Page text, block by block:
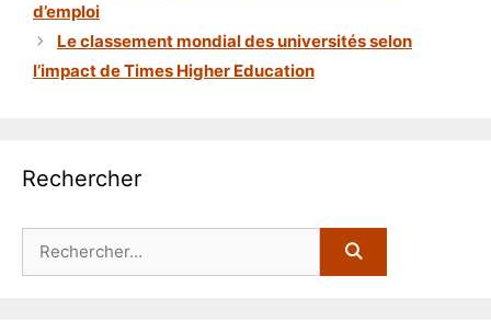
d’emploi
Le classement mondial des universités selon
l’impact de Times Higher Education
Rechercher